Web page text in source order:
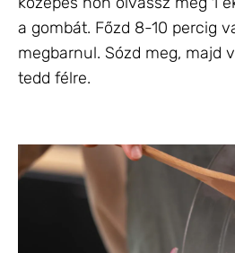
a gombát. Főzd 8-10 percig
megbarnul. Sózd meg, majd
tedd félre.